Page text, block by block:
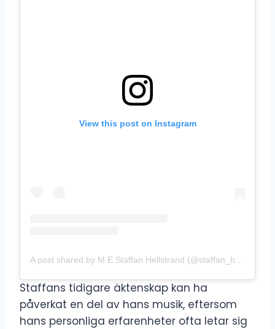
View this post on Instagram
Staffans tidigare äktenskap kan ha
påverkat en del av hans musik, eftersom
hans personliga erfarenheter ofta letar sig